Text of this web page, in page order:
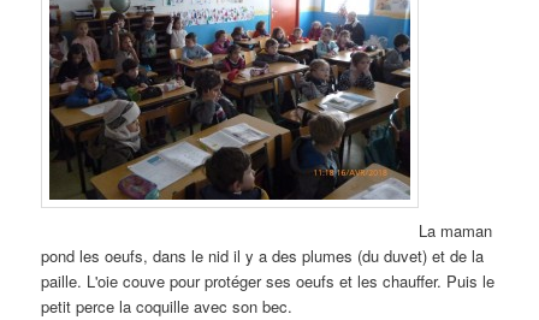
La maman
pond les oeufs, dans le nid il y a des plumes (du duvet) et de la
paille. L'oie couve pour protéger ses oeufs et les chauffer. Puis le
petit perce la coquille avec son bec.